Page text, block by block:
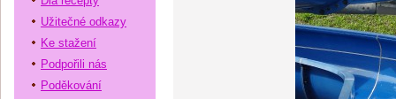
Užitečné odkazy
Ke stažení
Podpořili nás
Poděkování